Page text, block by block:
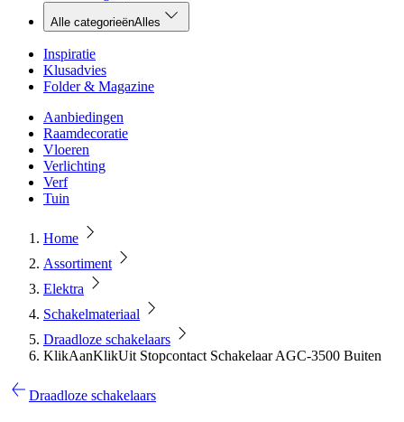
Alle categorieënAlles
Inspiratie
Klusadvies
Folder & Magazine
Aanbiedingen
Raamdecoratie
Vloeren
Verlichting
Verf
Tuin
Home
Assortiment
Elektra
Schakelmateriaal
Draadloze schakelaars
KlikAanKlikUit Stopcontact Schakelaar AGC-3500 Buiten
Draadloze schakelaars